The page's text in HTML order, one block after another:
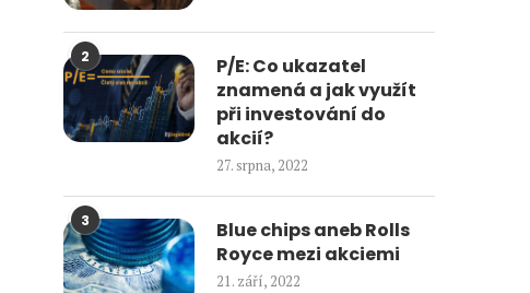
2
P/E: Co ukazatel
znamená a jak využít
při investování do
akcií?
27. srpna, 2022
3
Blue chips aneb Rolls
Royce mezi akciemi
21. září, 2022